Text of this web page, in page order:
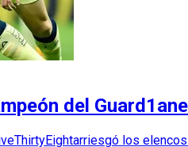
del
los